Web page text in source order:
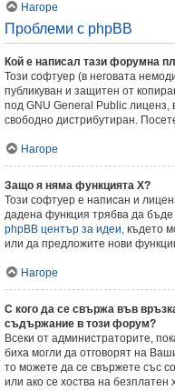
Нагоре
Проблеми с phpBB
Кой е написал тази форумна
Този софтуер (в неговата
публикуван и защитен от
под GNU General Public
свободно дистрибутиран.
Нагоре
Защо я няма функцията X?
Този софтуер е написан и
дадена функция трябва да
phpBB център за идеи, където
или да предложите нови
Нагоре
С кого да се свържа във
съдържание в този форум?
Всеки от администраторите,
биха могли да отговорят на
то можете да се свържете със
или ако се хоства на безплатен